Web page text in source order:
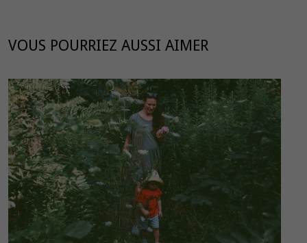
VOUS POURRIEZ AUSSI AIMER